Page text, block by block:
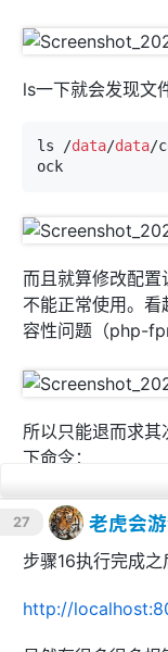
ls一下就会发现文
ls /data/data/
ock
而且就算修改配
不能正常使用。
容性问题（php-
所以只能退而求
下命令：
sed -i "s/
6/src/config/db
root 和 root ，
下命令：
27 老虎会
步骤16执行完成之
http://